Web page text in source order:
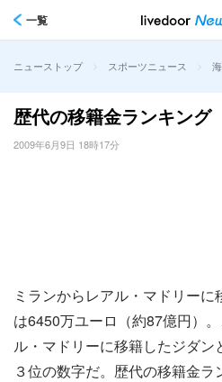
一覧
ニューストップ > スポーツニュース >
歴代の移籍金ランキング
2009年6月9日 18時17分
ミランからレアル・マドリー
は6450万ユーロ（約87億円）
ル・マドリーに移籍したジダ
３位の数字だ。歴代の移籍金